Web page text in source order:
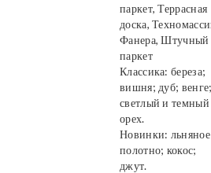
паркет, Террасная
доска,
Фанера, Штучный
паркет
Классика: береза;
вишня; дуб; венге;
светлый и темный
орех.
Новинки: льняное
полотно; кокос;
джут.